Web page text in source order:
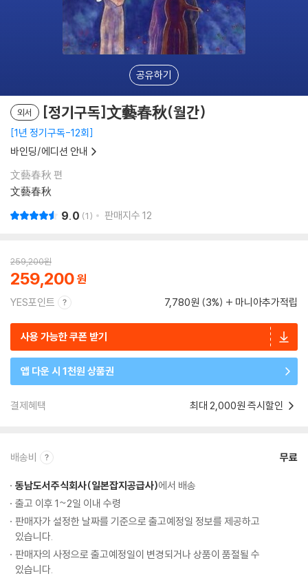
공유하기
외서 [정기구독]文藝春秋(월간)
1년 정기구독-12회
바인딩/에디션 안내
文藝春秋 편
文藝春秋
9.0 1 판매지수 12
259,200원
259,200
YES포인트 7,780원 (3%) 마니아추가적립
사용 가능한 쿠폰 받기
앱 다운 시 1천원 상품권
결제혜택 최대 2,000원 즉시할인
배송비 무료
동남도서주식회사(일본잡지공급사)에서 배송
출고 이후 1~2일 이내 수령
판매자가 설정한 날짜를 기준으로 출고예정일 정보를 제공하고
있습니다.
판매자의 사정으로 출고예정일이 변경되거나 상품이 품절될 수
있습니다.